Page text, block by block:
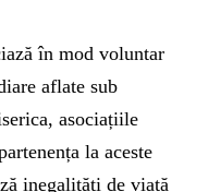
în mod voluntar
aflate sub
asociațiile
la aceste
inegalități de viață